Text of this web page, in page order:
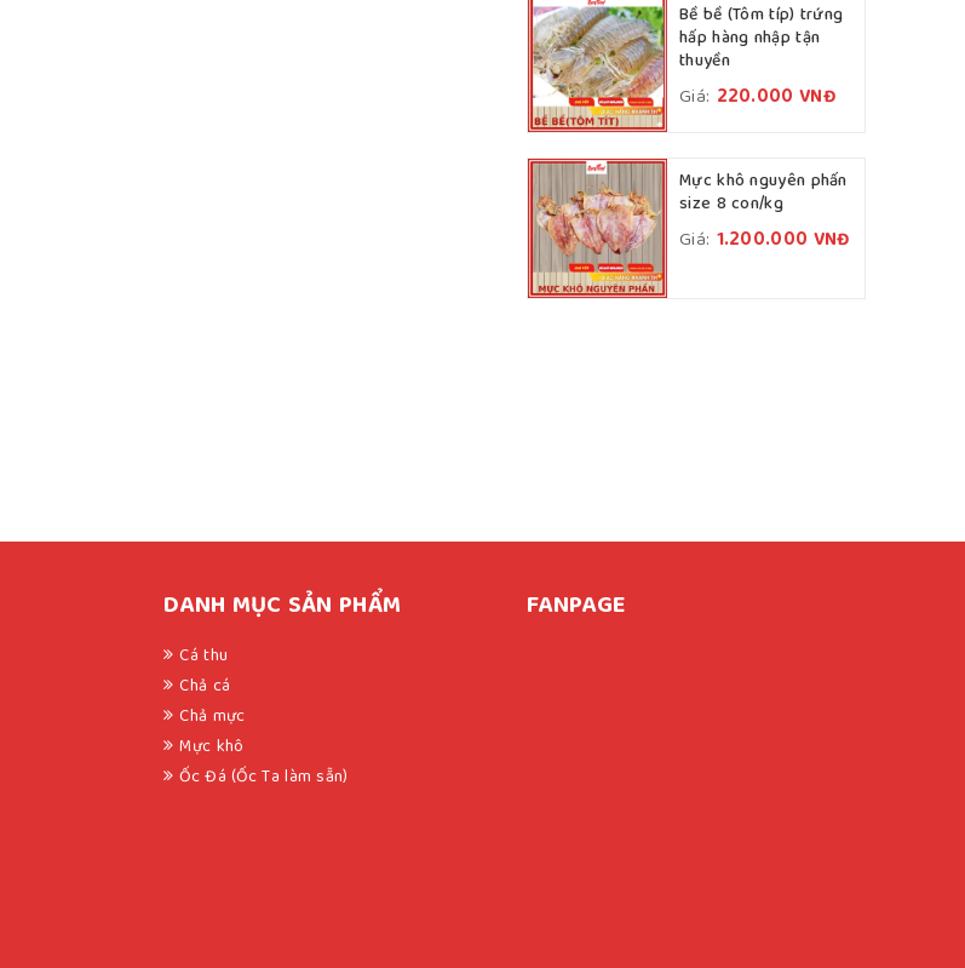
Bề bề (Tôm típ) trứng
hấp hàng nhập tận
thuyền
Giá: 220.000 VNĐ
Mực khô nguyên phấn
size 8 con/kg
Giá: 1.200.000 VNĐ
DANH MỤC SẢN PHẨM
Cá thu
Chả cá
Chả mực
Mực khô
Ốc Đá (Ốc Ta làm sẵn)
FANPAGE